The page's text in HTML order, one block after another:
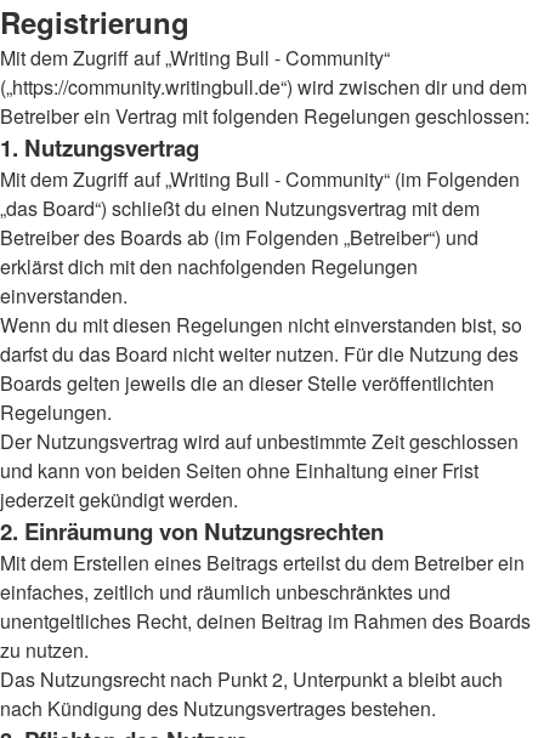
Registrierung
Mit dem Zugriff auf „Writing Bull - Community“
(„https://community.writingbull.de“) wird zwischen dir und dem
Betreiber ein Vertrag mit folgenden Regelungen geschlossen:
1. Nutzungsvertrag
Mit dem Zugriff auf „Writing Bull - Community“ (im Folgenden
„das Board“) schließt du einen Nutzungsvertrag mit dem
Betreiber des Boards ab (im Folgenden „Betreiber“) und
erklärst dich mit den nachfolgenden Regelungen
einverstanden.
Wenn du mit diesen Regelungen nicht einverstanden bist, so
darfst du das Board nicht weiter nutzen. Für die Nutzung des
Boards gelten jeweils die an dieser Stelle veröffentlichten
Regelungen.
Der Nutzungsvertrag wird auf unbestimmte Zeit geschlossen
und kann von beiden Seiten ohne Einhaltung einer Frist
jederzeit gekündigt werden.
2. Einräumung von Nutzungsrechten
Mit dem Erstellen eines Beitrags erteilst du dem Betreiber ein
einfaches, zeitlich und räumlich unbeschränktes und
unentgeltliches Recht, deinen Beitrag im Rahmen des Boards
zu nutzen.
Das Nutzungsrecht nach Punkt 2, Unterpunkt a bleibt auch
nach Kündigung des Nutzungsvertrages bestehen.